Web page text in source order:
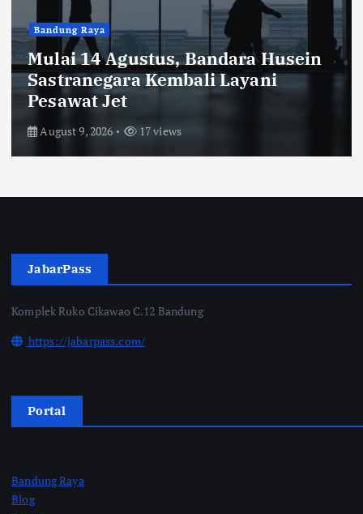
Blog
Tesavara Resmi Rebranding, Usung
Konsep Refined Label dengan
Desain Timeless
August 8, 2026 31 views
JabarPass
Komplek Ruko Cikawao C.12 Bandung
https://jabarpass.com/
Portal
Bandung Raya
Blog